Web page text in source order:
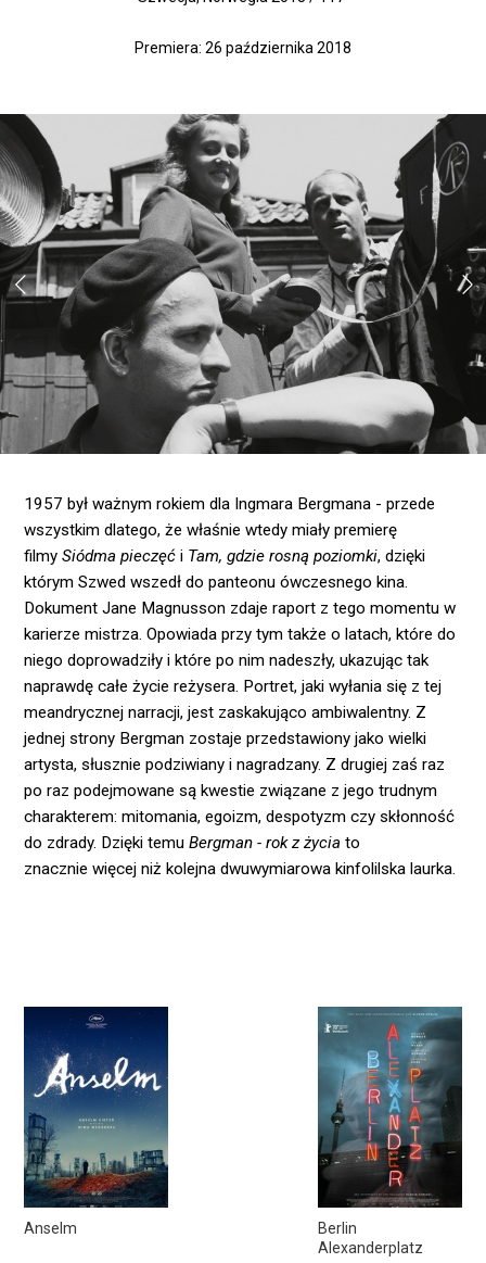
Premiera: 26 października 2018
Anselm
Berlin
Alexanderplatz
1957 był ważnym rokiem dla Ingmara Bergmana - przede
wszystkim dlatego, że właśnie wtedy miały premierę
filmySiódma pieczęć i Tam, gdzie rosną poziomki, dzięki
którym Szwed wszedł do panteonu ówczesnego kina.
Dokument Jane Magnusson zdaje raport z tego momentu w
karierze mistrza. Opowiada przy tym także o latach, które do
niego doprowadziły i które po nim nadeszły, ukazując tak
naprawdę całe życie reżysera. Portret, jaki wyłania się z tej
meandrycznej narracji, jest zaskakująco ambiwalentny. Z
jednej strony Bergman zostaje przedstawiony jako wielki
artysta, słusznie podziwiany i nagradzany. Z drugiej zaś raz
po raz podejmowane są kwestie związane z jego trudnym
charakterem: mitomania, egoizm, despotyzm czy skłonność
do zdrady. Dzięki temuBergman - rok z życiato
znacznie więcej niż kolejna dwuwymiarowa kinfolilska laurka.